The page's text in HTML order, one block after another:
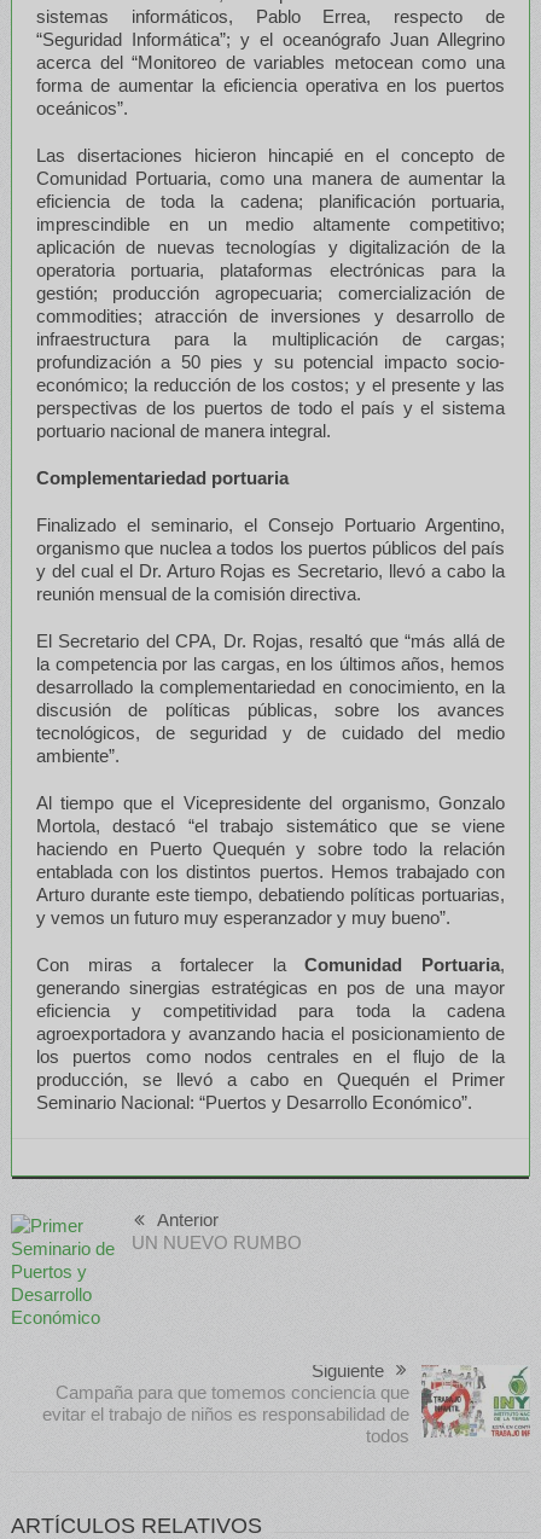
sistemas informáticos, Pablo Errea, respecto de
“Seguridad Informática”; y el oceanógrafo Juan Allegrino
acerca del “Monitoreo de variables metocean como una
forma de aumentar la eficiencia operativa en los puertos
oceánicos”.
Las disertaciones hicieron hincapié en el concepto de
Comunidad Portuaria, como una manera de aumentar la
eficiencia de toda la cadena; planificación portuaria,
imprescindible en un medio altamente competitivo;
aplicación de nuevas tecnologías y digitalización de la
operatoria portuaria, plataformas electrónicas para la
gestión; producción agropecuaria; comercialización de
commodities; atracción de inversiones y desarrollo de
infraestructura para la multiplicación de cargas;
profundización a 50 pies y su potencial impacto socio-
económico; la reducción de los costos; y el presente y las
perspectivas de los puertos de todo el país y el sistema
portuario nacional de manera integral.
Complementariedad portuaria
Finalizado el seminario, el Consejo Portuario Argentino,
organismo que nuclea a todos los puertos públicos del país
y del cual el Dr. Arturo Rojas es Secretario, llevó a cabo la
reunión mensual de la comisión directiva.
El Secretario del CPA, Dr. Rojas, resaltó que “más allá de
la competencia por las cargas, en los últimos años, hemos
desarrollado la complementariedad en conocimiento, en la
discusión de políticas públicas, sobre los avances
tecnológicos, de seguridad y de cuidado del medio
ambiente”.
Al tiempo que el Vicepresidente del organismo, Gonzalo
Mortola, destacó “el trabajo sistemático que se viene
haciendo en Puerto Quequén y sobre todo la relación
entablada con los distintos puertos. Hemos trabajado con
Arturo durante este tiempo, debatiendo políticas portuarias,
y vemos un futuro muy esperanzador y muy bueno”.
Con miras a fortalecer laComunidad Portuaria,
generando sinergias estratégicas en pos de una mayor
eficiencia y competitividad para toda la cadena
agroexportadora y avanzando hacia el posicionamiento de
los puertos como nodos centrales en el flujo de la
producción, se llevó a cabo en Quequén el Primer
Seminario Nacional: “Puertos y Desarrollo Económico”.
Anterior
UN NUEVO RUMBO
Siguiente
Campaña para que tomemos conciencia que
evitar el trabajo de niños es responsabilidad de
todos
ARTÍCULOS RELATIVOS